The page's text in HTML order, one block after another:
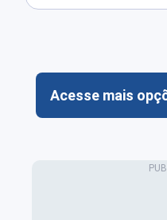
Acesse mais